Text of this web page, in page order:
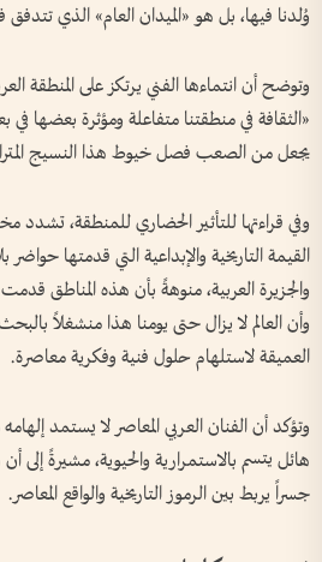
وُلدنا فيها، بل هو «الميدان العام» الذي تتدفق
وتوضح أن انتماءها الفني يرتكز على المنطقة
«الثقافة في منطقتنا متفاعلة ومؤثرة بعضها
يجعل من الصعب فصل خيوط هذا النسيج
وفي قراءتها للتأثير الحضاري للمنطقة، تشدد
القيمة التاريخية والإبداعية التي قدمتها حواضر
والجزيرة العربية، منوهةً بأن هذه المناطق قدمت
وأن العالم لا يزال حتى يومنا هذا منشغلاً
العميقة لاستلهام حلول فنية وفكرية معاصرة.
وتؤكد أن الفنان العربي المعاصر لا يستمد
هائل يتسم بالاستمرارية والحيوية، مشيرةً إلى
جسراً يربط بين الرموز التاريخية والواقع المعاصر.